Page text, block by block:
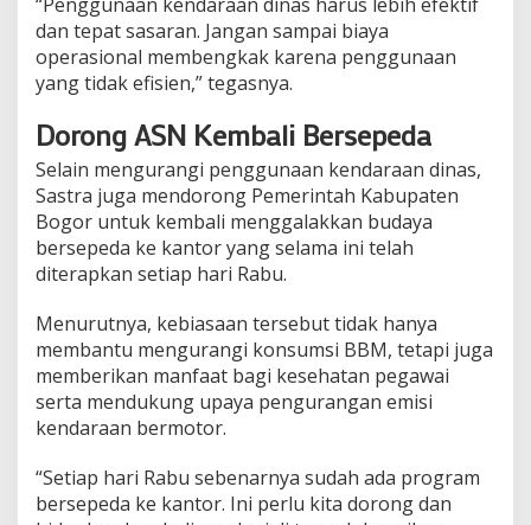
dan tepat sasaran. Jangan sampai biaya
operasional membengkak karena penggunaan
yang tidak efisien,” tegasnya.
Dorong ASN Kembali Bersepeda
Selain mengurangi penggunaan kendaraan dinas,
Sastra juga mendorong Pemerintah Kabupaten
Bogor untuk kembali menggalakkan budaya
bersepeda ke kantor yang selama ini telah
diterapkan setiap hari Rabu.
Menurutnya, kebiasaan tersebut tidak hanya
membantu mengurangi konsumsi BBM, tetapi juga
memberikan manfaat bagi kesehatan pegawai
serta mendukung upaya pengurangan emisi
kendaraan bermotor.
“Setiap hari Rabu sebenarnya sudah ada program
bersepeda ke kantor. Ini perlu kita dorong dan